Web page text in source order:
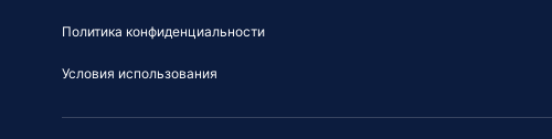
Политика конфиденциальности
Условия использования